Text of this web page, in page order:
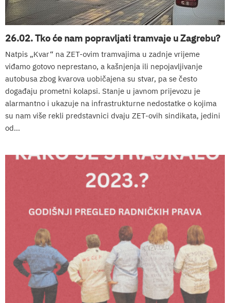
26.02. Tko će nam popravljati tramvaje u Zagrebu?
Natpis „Kvar“ na ZET-ovim tramvajima u zadnje vrijeme
viđamo gotovo neprestano, a kašnjenja ili nepojavljivanje
autobusa zbog kvarova uobičajena su stvar, pa se često
događaju prometni kolapsi. Stanje u javnom prijevozu je
alarmantno i ukazuje na infrastrukturne nedostatke o kojima
su nam više rekli predstavnici dvaju ZET-ovih sindikata, jedini
od...